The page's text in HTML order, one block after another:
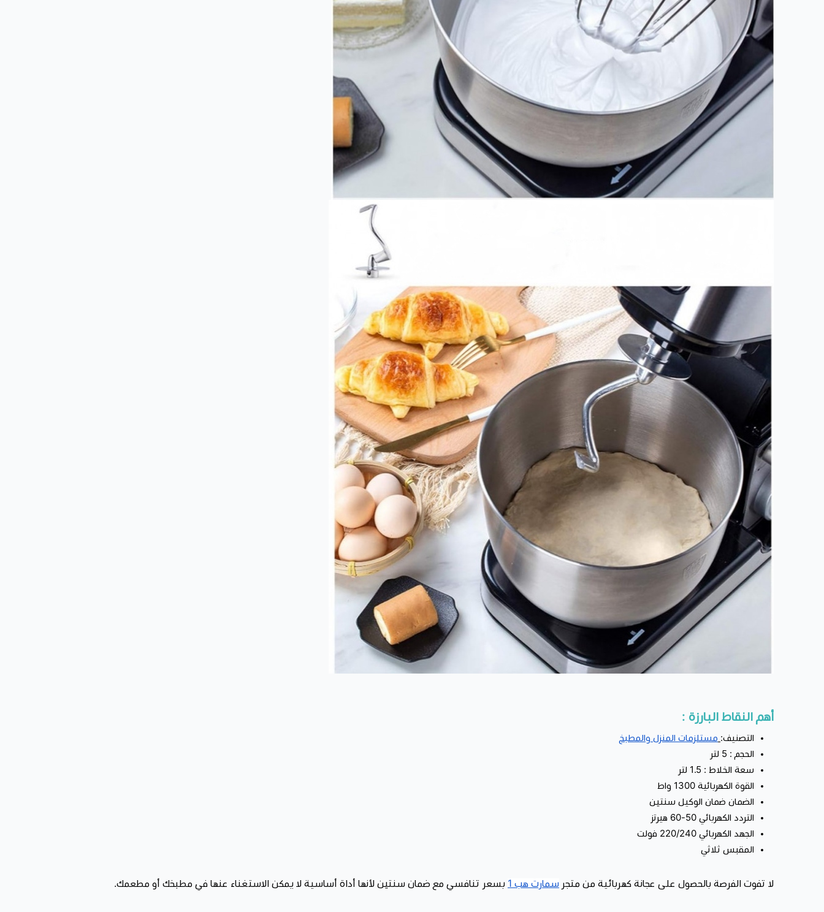
أهم النقاط البارزة :
التصنيف: مستلزمات المنزل والمطبخ
الحجم : 5 لتر
سعة الخلاط : 1.5 لتر
القوة الكهربائية 1300 واط
الضمان ضمان الوكيل سنتين
التردد الكهربائي 50-60 هيرتز
الجهد الكهربائي 220/240 فولت
المقبس ثلاثي
لا تفوت الفرصة بالحصول على عجانة كهربائية من متجر سمارت هب 1 بسعر تنافسي مع ضمان سنتين لأنها أداة أساسية لا يمكن الاستغناء عنها في مطبخك أو مطعمك.